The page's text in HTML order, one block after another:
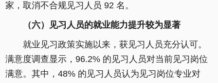
家，取消不合规见习人员 92 名。
（六）见习人员的就业能力提升较为显著
就业见习政策实施以来，获见习人员充分认可。
满意度调查显示，96.2% 的见习人员对当前见习岗位
满意。其中，48% 的见习人员认为见习岗位专业对